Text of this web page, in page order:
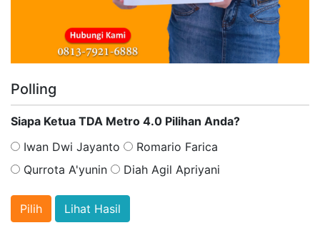
Polling
Siapa Ketua TDA Metro 4.0 Pilihan Anda?
Iwan Dwi Jayanto
Romario Farica
Qurrota A'yunin
Diah Agil Apriyani
Lihat Hasil